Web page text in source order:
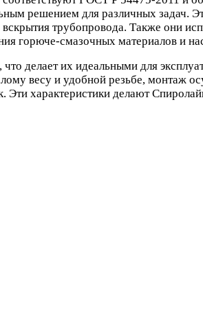
решением для различных задач.
вскрытия трубопровода. Также они
горюче-смазочных материалов и
делает их идеальными для
весу и удобной резьбе, монтаж
Эти характеристики делают